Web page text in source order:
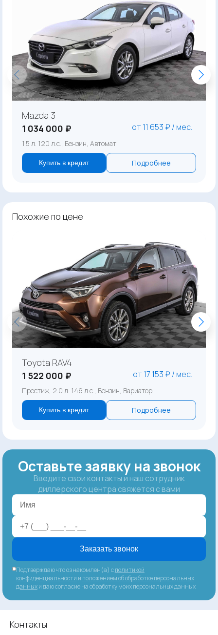
Mazda 3
1 034 000 ₽
от 11 653 ₽ / мес.
1.5 л. 120 л.с., Бензин, Автомат
Купить в кредит Подробнее
Похожие по цене
Toyota RAV4
1 522 000 ₽
от 17 153 ₽ / мес.
Престиж, 2.0 л. 146 л.с., Бензин, Вариатор
Купить в кредит Подробнее
Оставьте заявку на звонок
Введите свои контакты и наш сотрудник
диллерского центра свяжется с вами
Заказать звонок
Подтверждаю что ознакомлен(а) сполитикой
конфиденциальности и положением об обработке персональных
данныхи даю согласие на обработку моих персональных данных
Контакты